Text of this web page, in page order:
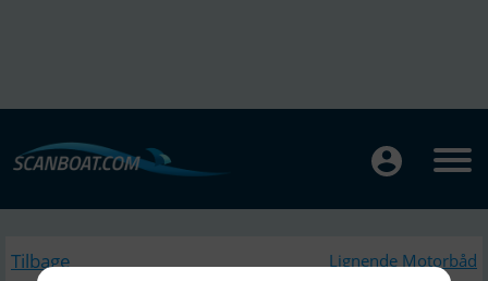
Tilbage Lignende Motorbåd